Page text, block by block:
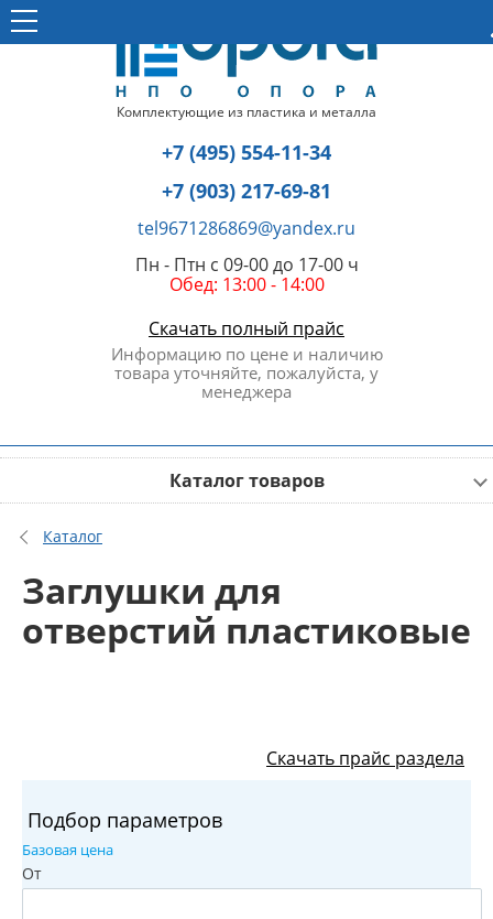
Комплектующие из пластика и металла
+7 (495) 554-11-34
+7 (903) 217-69-81
tel9671286869@yandex.ru
Пн - Птн с 09-00 до 17-00 ч
Обед: 13:00 - 14:00
Скачать полный прайс
Информацию по цене и наличию
товара уточняйте, пожалуйста, у
менеджера
Каталог товаров
Каталог
Заглушки для
отверстий пластиковые
Скачать прайс раздела
Подбор параметров
Базовая цена
От